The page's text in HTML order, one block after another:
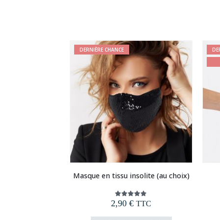
peuvent
être
choisies
sur
la
page
du
produit
DERNIÈRE CHANCE
Masque en tissu insolite (au choix)
5.00out of 5
2,90 € TTC